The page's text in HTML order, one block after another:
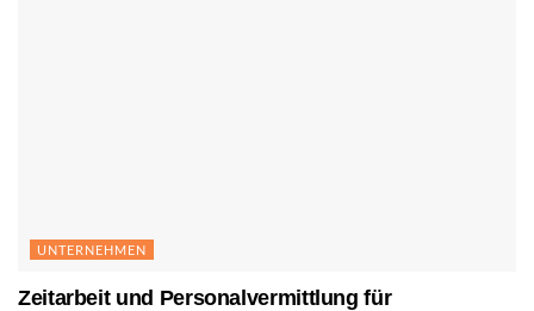
UNTERNEHMEN
Zeitarbeit und Personalvermittlung für